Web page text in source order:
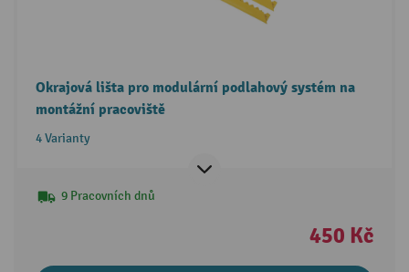
Okrajová lišta pro modulární podlahový systém na
montážní pracoviště
4 Varianty
9 Pracovních dnů
450 Kč